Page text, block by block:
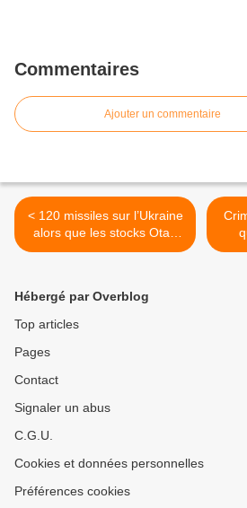
Commentaires
Ajouter un commentaire
< 120 missiles sur l’Ukraine
alors que les stocks Otan
sont à sec
Hébergé par Overblog
Top articles
Pages
Contact
Signaler un abus
C.G.U.
Cookies et données personnelles
Préférences cookies